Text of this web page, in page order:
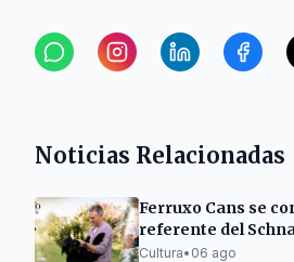
Noticias Relacionadas
Ferruxo Cans se
referente del
gigante tras su
Cultura• 06 ago